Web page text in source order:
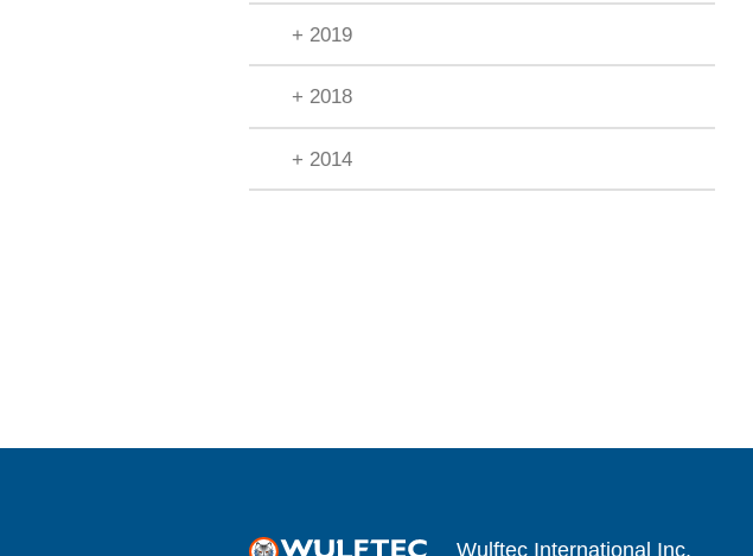
+ 2019
+ 2018
+ 2014
Wulftec International Inc.